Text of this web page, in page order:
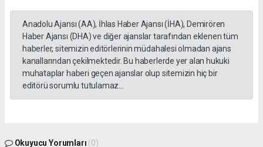
Anadolu Ajansı (AA), İhlas Haber Ajansı (İHA), Demirören
Haber Ajansı (DHA) ve diğer ajanslar tarafından eklenen tüm
haberler, sitemizin editörlerinin müdahalesi olmadan ajans
kanallarından çekilmektedir. Bu haberlerde yer alan hukuki
muhataplar haberi geçen ajanslar olup sitemizin hiç bir
editörü sorumlu tutulamaz...
Okuyucu Yorumları (0)